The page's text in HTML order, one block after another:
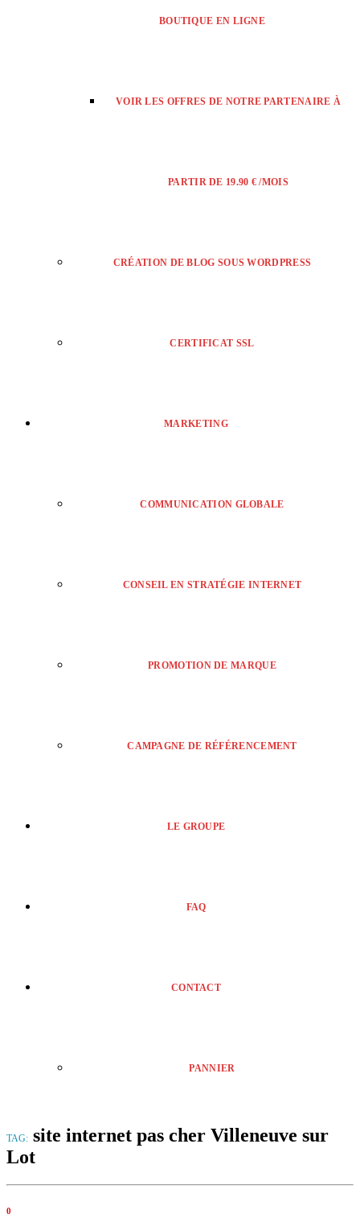
BOUTIQUE EN LIGNE
VOIR LES OFFRES DE NOTRE PARTENAIRE À
PARTIR DE 19.90 € /MOIS
CRÉATION DE BLOG SOUS WORDPRESS
CERTIFICAT SSL
MARKETING
COMMUNICATION GLOBALE
CONSEIL EN STRATÉGIE INTERNET
PROMOTION DE MARQUE
CAMPAGNE DE RÉFÉRENCEMENT
LE GROUPE
FAQ
CONTACT
PANNIER
TAG: site internet pas cher Villeneuve sur
Lot
0